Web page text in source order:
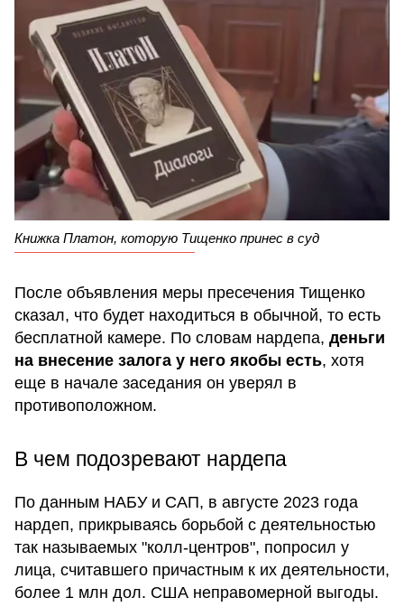
Книжка Платон, которую Тищенко принес в суд
После объявления меры пресечения Тищенко
сказал, что будет находиться в обычной, то есть
бесплатной камере. По словам нардепа, деньги
на внесение залога у него якобы есть, хотя
еще в начале заседания он уверял в
противоположном.
В чем подозревают нардепа
По данным НАБУ и САП, в августе 2023 года
нардеп, прикрываясь борьбой с деятельностью
так называемых "колл-центров", попросил у
лица, считавшего причастным к их деятельности,
более 1 млн дол. США неправомерной выгоды.